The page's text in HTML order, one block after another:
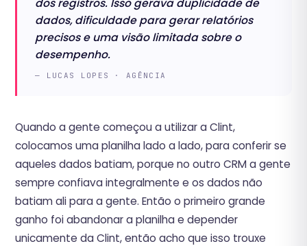
dados, dificuldade para gerar relatórios
precisos e uma visão limitada sobre o
desempenho.
— LUCAS LOPES · AGÊNCIA
Quando a gente começou a utilizar a Clint,
colocamos uma planilha lado a lado, para conferir se
aqueles dados batiam, porque no outro CRM a gente
sempre confiava integralmente e os dados não
batiam ali para a gente. Então o primeiro grande
ganho foi abandonar a planilha e depender
unicamente da Clint, então acho que isso trouxe